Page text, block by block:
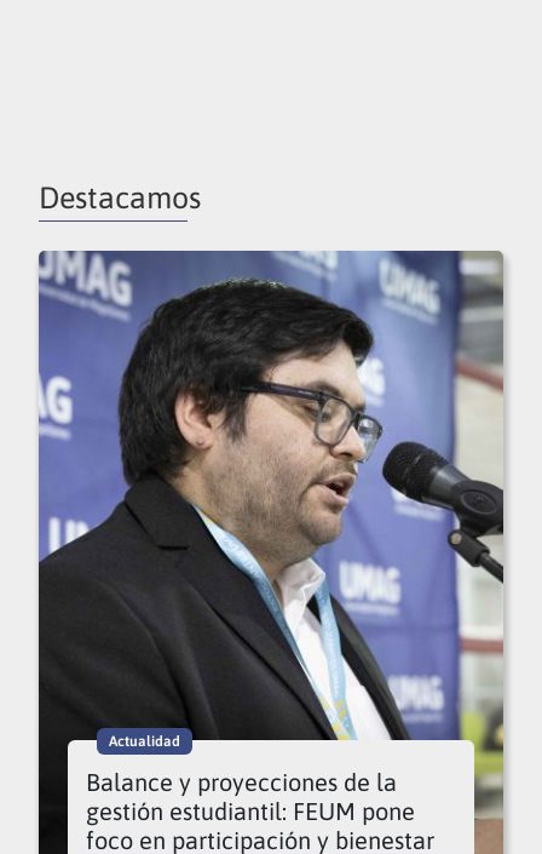
Destacamos
Actualidad
Balance y proyecciones de la
gestión estudiantil: FEUM pone
foco en participación y bienestar